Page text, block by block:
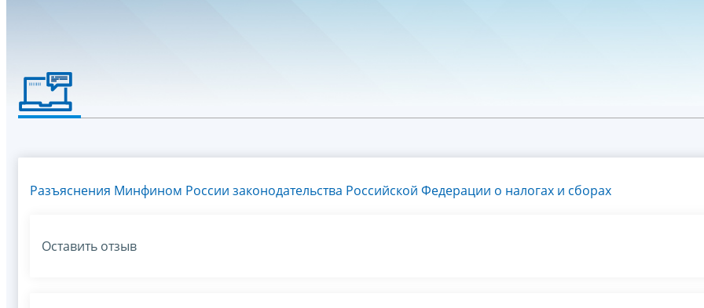
Разъяснения Минфином России законодательства Российской Федерации о налогах и сборах
Оставить отзыв